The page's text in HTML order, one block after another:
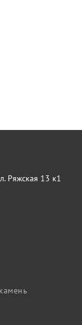
Ряжская 13 к1